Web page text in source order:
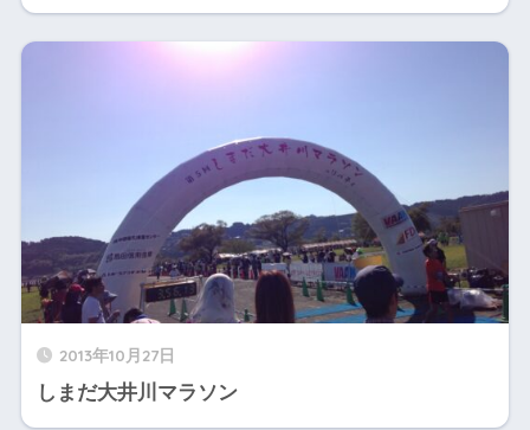
2013年10月27日
しまだ大井川マラソン